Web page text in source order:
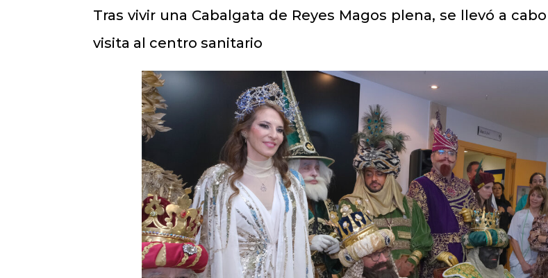
Tras vivir una Cabalgata de Reyes Magos plena, se llevó a
visita al centro sanitario